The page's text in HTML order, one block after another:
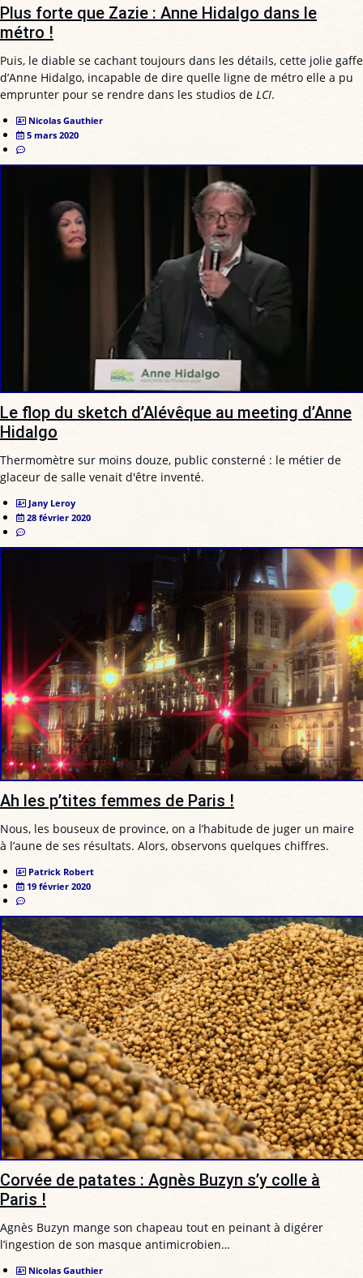
Plus forte que Zazie : Anne Hidalgo dans le
métro !
Puis, le diable se cachant toujours dans les détails, cette jolie gaffe
d’Anne Hidalgo, incapable de dire quelle ligne de métro elle a pu
emprunter pour se rendre dans les studios de LCI.
Nicolas Gauthier
5 mars 2020
Le flop du sketch d’Alévêque au meeting d’Anne
Hidalgo
Thermomètre sur moins douze, public consterné : le métier de
glaceur de salle venait d'être inventé.
Jany Leroy
28 février 2020
Ah les p’tites femmes de Paris !
Nous, les bouseux de province, on a l’habitude de juger un maire
à l’aune de ses résultats. Alors, observons quelques chiffres.
Patrick Robert
19 février 2020
Corvée de patates : Agnès Buzyn s’y colle à
Paris !
Agnès Buzyn mange son chapeau tout en peinant à digérer
l’ingestion de son masque antimicrobien…
Nicolas Gauthier